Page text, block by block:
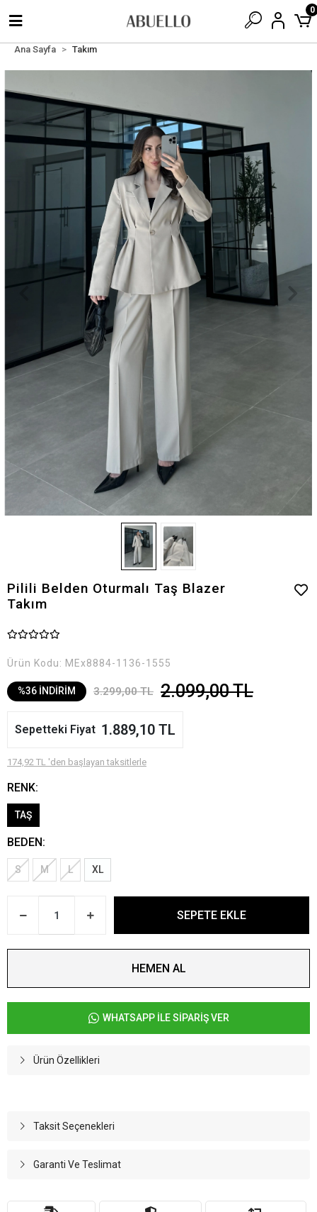
0
Ana Sayfa Takım
Pilili Belden Oturmalı Taş Blazer
Takım
Ürün Kodu: MEx8884-1136-1555
%36 İNDİRİM 3.299,00 TL 2.099,00 TL
Sepetteki Fiyat 1.889,10 TL
174,92 TL 'den başlayan taksitlerle
RENK:
TAŞ
BEDEN:
S M L XL
SEPETE EKLE
HEMEN AL
WHATSAPP İLE SİPARİŞ VER
Ürün Özellikleri
Taksit Seçenekleri
Garanti Ve Teslimat